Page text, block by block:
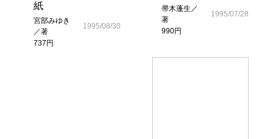
紙
宮部みゆき
／著
737円
1995/08/30
帚木蓬生／
著
990円
1995/07/28